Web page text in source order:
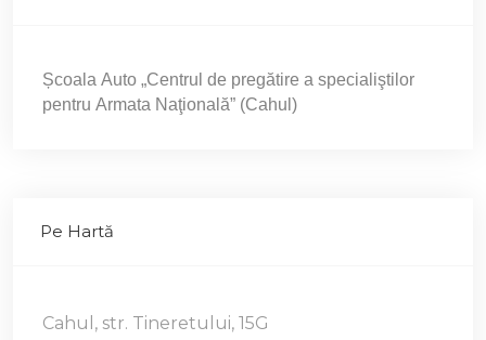
Școala Auto „Centrul de pregătire a specialiştilor
pentru Armata Naţională” (Cahul)
Pe Hartă
Cahul, str. Tineretului, 15G